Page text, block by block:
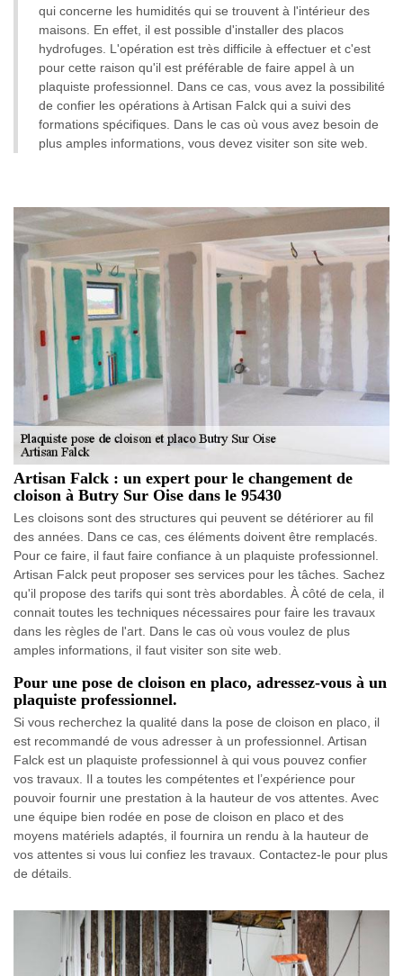
qui concerne les humidités qui se trouvent à l'intérieur des
maisons. En effet, il est possible d'installer des placos
hydrofuges. L'opération est très difficile à effectuer et c'est
pour cette raison qu'il est préférable de faire appel à un
plaquiste professionnel. Dans ce cas, vous avez la possibilité
de confier les opérations à Artisan Falck qui a suivi des
formations spécifiques. Dans le cas où vous avez besoin de
plus amples informations, vous devez visiter son site web.
Artisan Falck : un expert pour le changement de
cloison à Butry Sur Oise dans le 95430
Les cloisons sont des structures qui peuvent se détériorer au fil
des années. Dans ce cas, ces éléments doivent être remplacés.
Pour ce faire, il faut faire confiance à un plaquiste professionnel.
Artisan Falck peut proposer ses services pour les tâches. Sachez
qu'il propose des tarifs qui sont très abordables. À côté de cela, il
connait toutes les techniques nécessaires pour faire les travaux
dans les règles de l'art. Dans le cas où vous voulez de plus
amples informations, il faut visiter son site web.
Pour une pose de cloison en placo, adressez-vous à un
plaquiste professionnel.
Si vous recherchez la qualité dans la pose de cloison en placo, il
est recommandé de vous adresser à un professionnel. Artisan
Falck est un plaquiste professionnel à qui vous pouvez confier
vos travaux. Il a toutes les compétentes et l’expérience pour
pouvoir fournir une prestation à la hauteur de vos attentes. Avec
une équipe bien rodée en pose de cloison en placo et des
moyens matériels adaptés, il fournira un rendu à la hauteur de
vos attentes si vous lui confiez les travaux. Contactez-le pour plus
de détails.